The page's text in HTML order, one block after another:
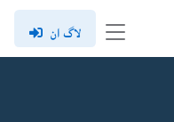
لاگ ان